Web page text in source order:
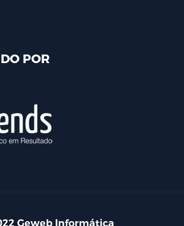
POR
Geweb Informática